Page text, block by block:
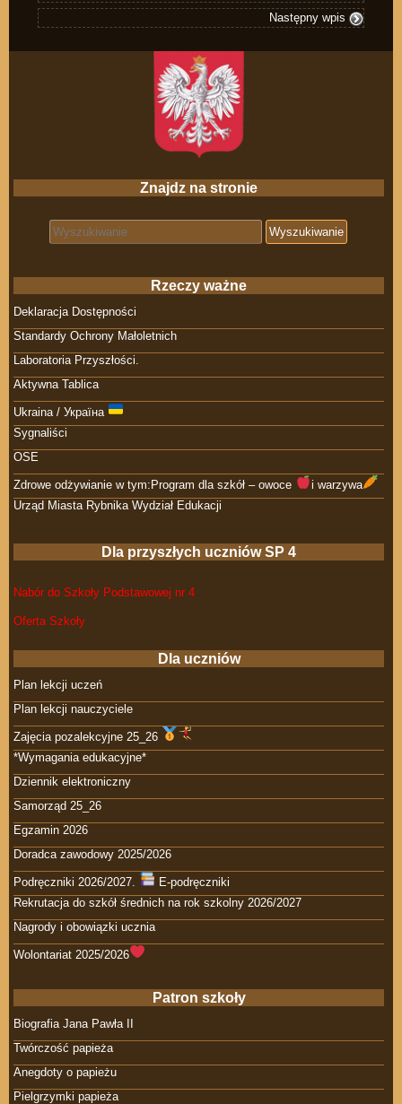
Następny wpis
Znajdz na stronie
Search for:
Rzeczy ważne
Deklaracja Dostępności
Standardy Ochrony Małoletnich
Laboratoria Przyszłości.
Aktywna Tablica
Ukraina / Україна
Sygnaliści
OSE
Zdrowe odżywianie w tym:Program dla szkół – owoce
i warzywa
Urząd Miasta Rybnika Wydział Edukacji
Dla przyszłych uczniów SP 4
Nabór do Szkoły Podstawowej nr 4
Oferta Szkoły
Dla uczniów
Plan lekcji uczeń
Plan lekcji nauczyciele
Zajęcia pozalekcyjne 25_26
*Wymagania edukacyjne*
Dziennik elektroniczny
Samorząd 25_26
Egzamin 2026
Doradca zawodowy 2025/2026
Podręczniki 2026/2027.
E-podręczniki
Rekrutacja do szkół średnich na rok szkolny 2026/2027
Nagrody i obowiązki ucznia
Wolontariat 2025/2026
Patron szkoły
Biografia Jana Pawła II
Twórczość papieża
Anegdoty o papieżu
Pielgrzymki papieża